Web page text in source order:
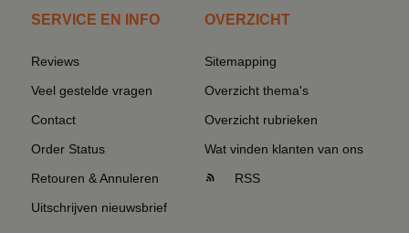
SERVICE EN INFO
Reviews
Veel gestelde vragen
Contact
Order Status
Retouren & Annuleren
Uitschrijven nieuwsbrief
OVERZICHT
Sitemapping
Overzicht thema's
Overzicht rubrieken
Wat vinden klanten van ons
RSS